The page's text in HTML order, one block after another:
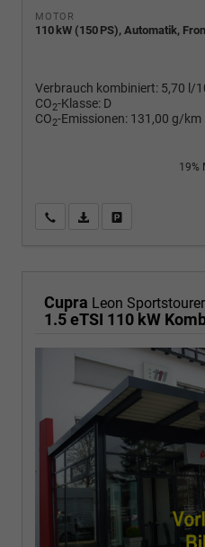
MOTOR
110 kW (150 PS), Automatik,
Verbrauch kombiniert: 5,70 l/
CO2-Klasse: D
CO2-Emissionen: 131,00 g/km
19%
Wir rufen Sie anPDF-Fahrzeugexposé
Cupra Leon Sportstourer